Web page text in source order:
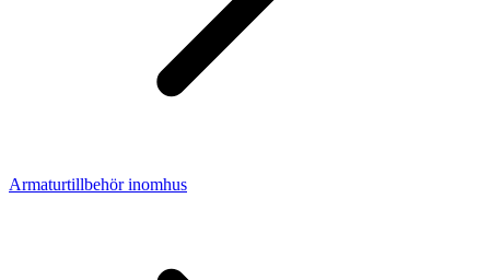
Armaturtillbehör inomhus